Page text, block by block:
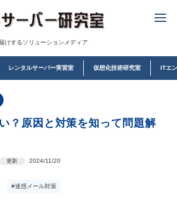
けするソリューションメディア
レンタルサーバー実習室 仮想化技術研究室 ITエ
？原因と対策を知って問題解
更新 2024/11/20
#迷惑メール対策